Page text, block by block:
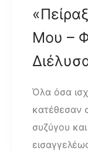
Μου –
Όλα όσα
κατέθεσαν
συζύγου